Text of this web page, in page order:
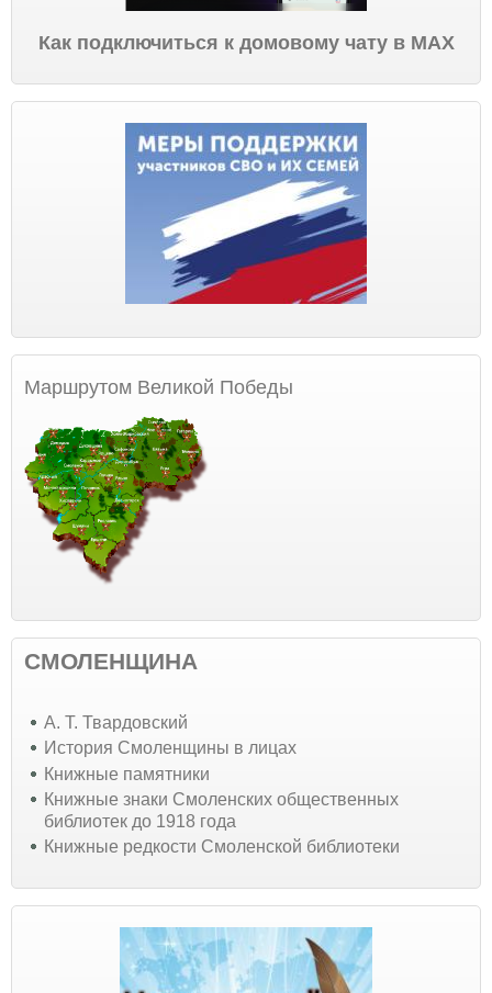
Как подключиться к домовому чату в МАХ
Маршрутом Великой Победы
СМОЛЕНЩИНА
А. Т. Твардовский
История Смоленщины в лицах
Книжные памятники
Книжные знаки Смоленских общественных
библиотек до 1918 года
Книжные редкости Смоленской библиотеки